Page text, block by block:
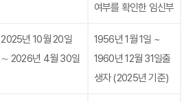
여부를 확인한 임신부
2025년 10월 20일
∼ 2026년 4월 30일
1956년 1월 1일 ~
1960년 12월 31일출
생자 (2025년 기준)